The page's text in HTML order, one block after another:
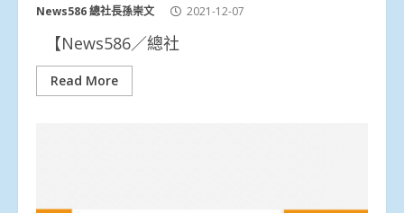
News586 總社長孫崇文 2021-12-07
【News586／總社
Read More